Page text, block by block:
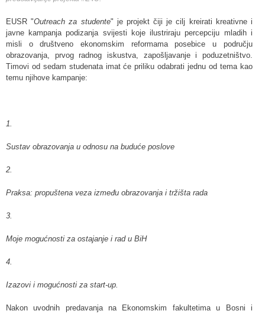
EUSR "Outreach za studente" je projekt čiji je cilj kreirati kreativne i
javne kampanja podizanja svijesti koje ilustriraju percepciju mladih i
misli o društveno ekonomskim reformama posebice u području
obrazovanja, prvog radnog iskustva, zapošljavanje i poduzetništvo.
Timovi od sedam studenata imat će priliku odabrati jednu od tema kao
temu njihove kampanje:
1.
Sustav obrazovanja u odnosu na buduće poslove
2.
Praksa: propuštena veza između obrazovanja i tržišta rada
3.
Moje mogućnosti za ostajanje i rad u BiH
4.
Izazovi i mogućnosti za start-up.
Nakon uvodnih predavanja na Ekonomskim fakultetima u Bosni i